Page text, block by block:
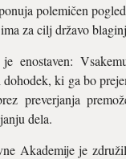
polemičen
za cilj državo
enostaven:
ki ga bo
preverjanja
dela.
Akademije je